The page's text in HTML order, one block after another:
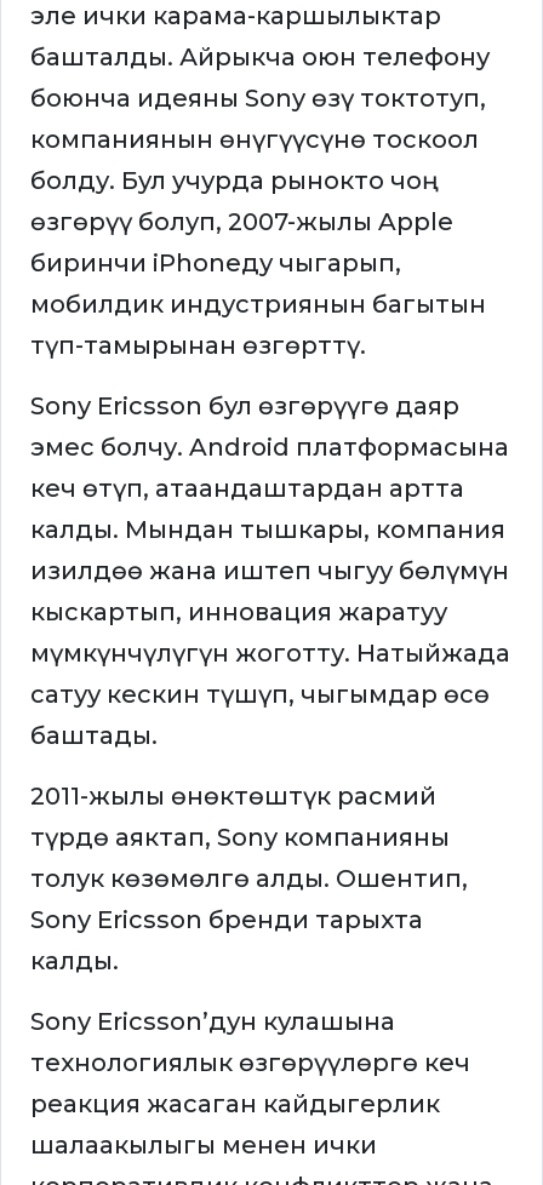
эле ички карама-каршылыктар
башталды. Айрыкча оюн телефону
боюнча идеяны Sony өзү токтотуп,
компаниянын өнүгүүсүнө тоскоол
болду. Бул учурда рынокто чоң
өзгөрүү болуп, 2007-жылы Apple
биринчи iPhoneду чыгарып,
мобилдик индустриянын багытын
түп-тамырынан өзгөрттү.
Sony Ericsson бул өзгөрүүгө даяр
эмес болчу. Android платформасына
кеч өтүп, атаандаштардан артта
калды. Мындан тышкары, компания
изилдөө жана иштеп чыгуу бөлүмүн
кыскартып, инновация жаратуу
мүмкүнчүлүгүн жоготту. Натыйжада
сатуу кескин түшүп, чыгымдар өсө
баштады.
2011-жылы өнөктөштүк расмий
түрдө аяктап, Sony компанияны
толук көзөмөлгө алды. Ошентип,
Sony Ericsson бренди тарыхта
калды.
Sony Ericsson’дун кулашына
технологиялык өзгөрүүлөргө кеч
реакция жасаган кайдыгерлик
шалаакылыгы менен ички